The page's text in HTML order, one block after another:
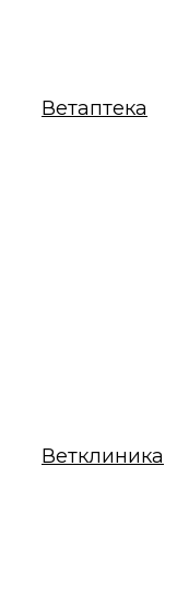
Ветаптека
Ветклиника